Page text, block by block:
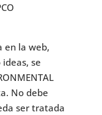
en la web,
se
No debe
ser tratada